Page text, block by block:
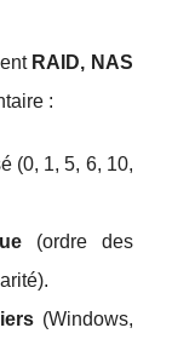
RAID, NAS
:
(0, 1, 5, 6, 10,
(ordre des
(Windows,